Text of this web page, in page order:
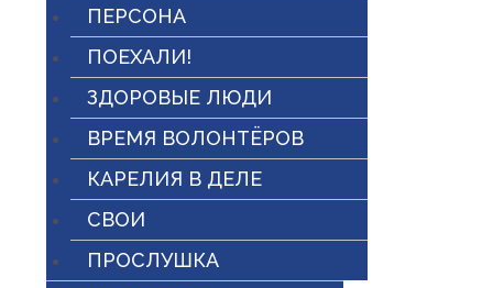
ПЕРСОНА
ПОЕХАЛИ!
ЗДОРОВЫЕ ЛЮДИ
ВРЕМЯ ВОЛОНТЁРОВ
КАРЕЛИЯ В ДЕЛЕ
СВОИ
ПРОСЛУШКА